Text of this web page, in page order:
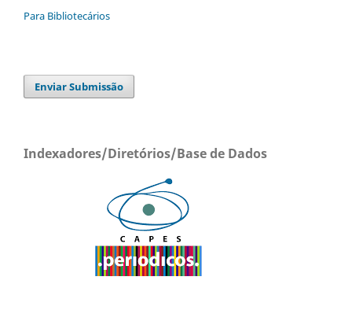
Para Bibliotecários
Enviar Submissão
Indexadores/Diretórios/Base de Dados